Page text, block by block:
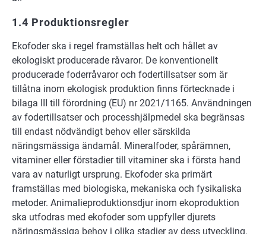
1.4 Produktionsregler
Ekofoder ska i regel framställas helt och hållet av
ekologiskt producerade råvaror. De konventionellt
producerade foderråvaror och fodertillsatser som är
tillåtna inom ekologisk produktion finns förtecknade i
bilaga III till förordning (EU) nr 2021/1165. Användningen
av fodertillsatser och processhjälpmedel ska begränsas
till endast nödvändigt behov eller särskilda
näringsmässiga ändamål. Mineralfoder, spårämnen,
vitaminer eller förstadier till vitaminer ska i första hand
vara av naturligt ursprung. Ekofoder ska primärt
framställas med biologiska, mekaniska och fysikaliska
metoder. Animalieproduktionsdjur inom ekoproduktion
ska utfodras med ekofoder som uppfyller djurets
näringsmässiga behov i olika stadier av dess utveckling.